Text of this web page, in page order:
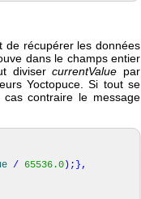
de récupérer les données
dans le champs entier
divisercurrentValue par
Yoctopuce. Si tout se
cas contraire le message
/ 65536.0) ; },